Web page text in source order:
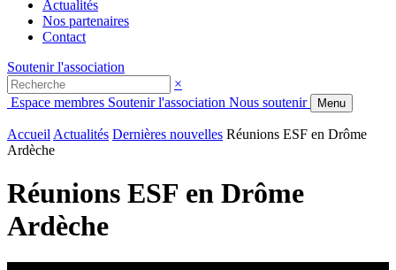
Actualités
Nos partenaires
Contact
Soutenir l'association
×
Espace membres Soutenir l'association Nous soutenir Menu
Accueil Actualités Dernières nouvelles Réunions ESF en Drôme
Ardèche
Réunions ESF en Drôme
Ardèche